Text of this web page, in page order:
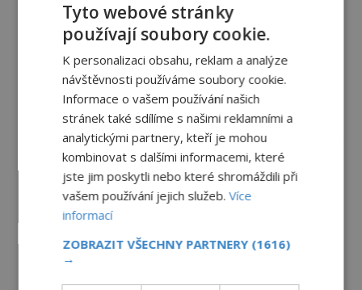
Železný zázrak z Indie: Proč tento
sloup už 1 600 let nezná rez?
5.8.2026 2.7TIS
Paranormální jevy
Herec Richard Dreyfuss a
muzikant Dave Grohl: Jaké mají
paranormální zážitky?
Hororové zábavní parky: Straší tu
4.8.2026 3.4TIS
Tyto webové stránky
používají soubory cookie.
K personalizaci obsahu, reklam a analýze
návštěvnosti používáme soubory cookie.
Informace o vašem používání našich
stránek také sdílíme s našimi reklamními a
analytickými partnery, kteří je mohou
kombinovat s dalšími informacemi, které
jste jim poskytli nebo které shromáždili při
vašem používání jejich služeb.Více
informací
ZOBRAZIT VŠECHNY PARTNERY (1616)
→